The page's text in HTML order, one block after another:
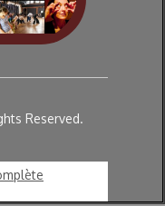
Reserved.